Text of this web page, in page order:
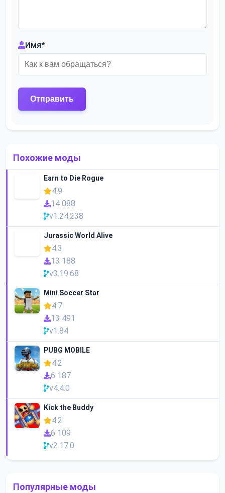
Имя*
Похожие моды
Earn to Die Rogue
4.9
14 088
v1.24.238
Jurassic World Alive
4.3
13 188
v3.19.68
Mini Soccer Star
4.7
13 491
v1.84
PUBG MOBILE
4.2
6 187
v4.4.0
Kick the Buddy
4.2
6 109
v2.17.0
Популярные моды